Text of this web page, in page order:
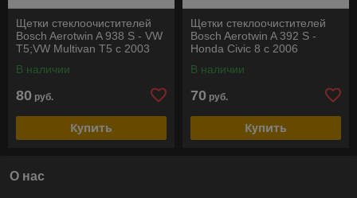
Щетки стеклоочистителей
Bosch Aerotwin A 938 S - VW
T5;VW Multivan T5 c 2003
В наличии
80 руб.
Купить
Щетки стеклоочистителей
Bosch Aerotwin A 392 S -
Honda Civic 8 c 2006
В наличии
70 руб.
Купить
О нас